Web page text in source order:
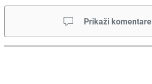
Prikaži komentare